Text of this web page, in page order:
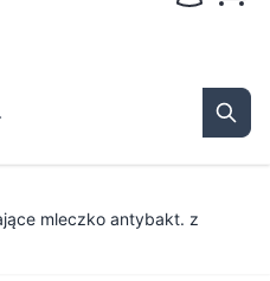
mleczko antybakt. z